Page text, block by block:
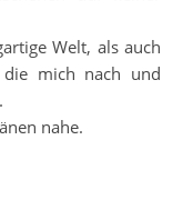
Welt, als auch
die mich nach und
nahe.